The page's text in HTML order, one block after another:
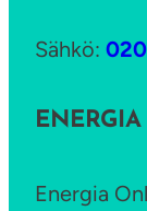
Sähkö:
Energia